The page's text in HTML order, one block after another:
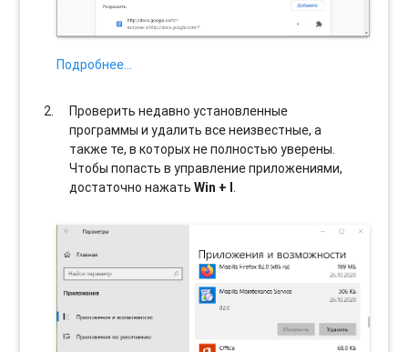
Подробнее…
Проверить недавно установленные
программы и удалить все неизвестные, а
также те, в которых не полностью уверены.
Чтобы попасть в управление приложениями,
достаточно нажатьWin + I.